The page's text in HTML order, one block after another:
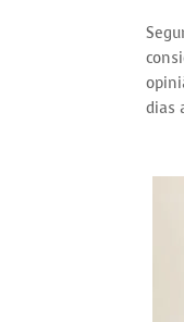
dias